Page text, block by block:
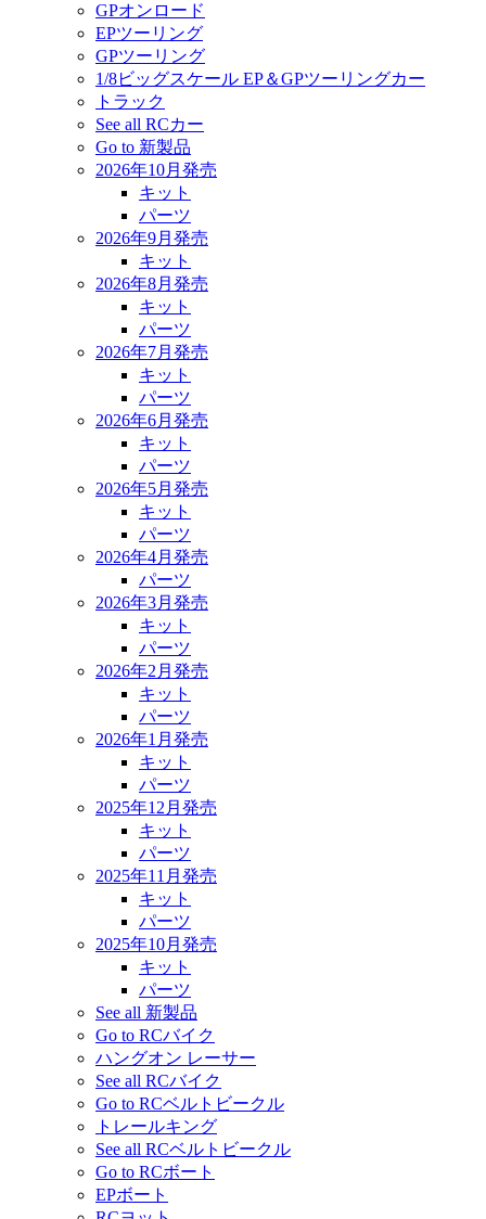
GPオンロード
EPツーリング
GPツーリング
1/8ビッグスケール EP＆GPツーリングカー
トラック
See all RCカー
Go to 新製品
2026年10月発売
キット
パーツ
2026年9月発売
キット
2026年8月発売
キット
パーツ
2026年7月発売
キット
パーツ
2026年6月発売
キット
パーツ
2026年5月発売
キット
パーツ
2026年4月発売
パーツ
2026年3月発売
キット
パーツ
2026年2月発売
キット
パーツ
2026年1月発売
キット
パーツ
2025年12月発売
キット
パーツ
2025年11月発売
キット
パーツ
2025年10月発売
キット
パーツ
See all 新製品
Go to RCバイク
ハングオン レーサー
See all RCバイク
Go to RCベルトビークル
トレールキング
See all RCベルトビークル
Go to RCボート
EPボート